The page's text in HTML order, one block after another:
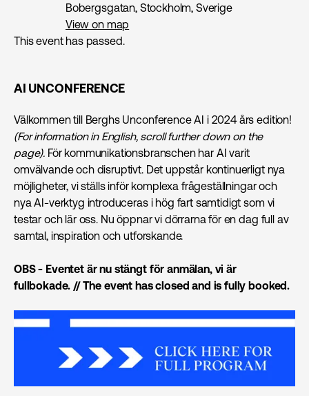
Bobergsgatan, Stockholm, Sverige
View on map
This event has passed.
AI UNCONFERENCE
Välkommen till Berghs Unconference AI i 2024 års edition!
(For information in English, scroll further down on the
page). För kommunikations­branschen har AI varit
omvälvande och disruptivt. Det uppstår kontinuerligt nya
möjligheter, vi ställs inför komplexa frågeställningar och
nya AI-verktyg introduceras i hög fart samtidigt som vi
testar och lär oss. Nu öppnar vi dörrarna för en dag full av
samtal, inspiration och utforskande.
OBS - Eventet är nu stängt för anmälan, vi är
fullbokade. // The event has closed and is fully booked.